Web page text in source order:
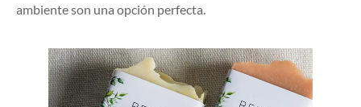
ambiente son una opción perfecta.